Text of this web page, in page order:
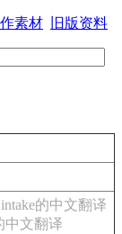
素材 旧版资料
的中文翻译
中文翻译